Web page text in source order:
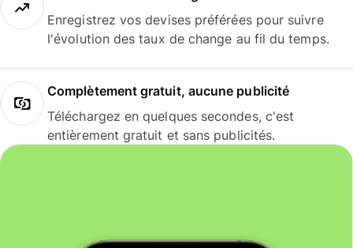
Enregistrez vos devises préférées pour suivre
l'évolution des taux de change au fil du temps.
Complètement gratuit, aucune publicité
Téléchargez en quelques secondes, c'est
entièrement gratuit et sans publicités.